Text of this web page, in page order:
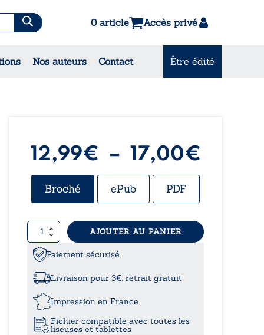
0 article Accès privé
Nos auteurs Contact Être édité
& Contes
12,99€ – 17,00€
Broché ePub PDF
quantité
de
NOMDEVA
AJOUTER AU PANIER
Paiement sécurisé
Livraison pour 3€, retrait gratuit
Impression en France
Fichier compatible avec toutes les
liseuses et tablettes